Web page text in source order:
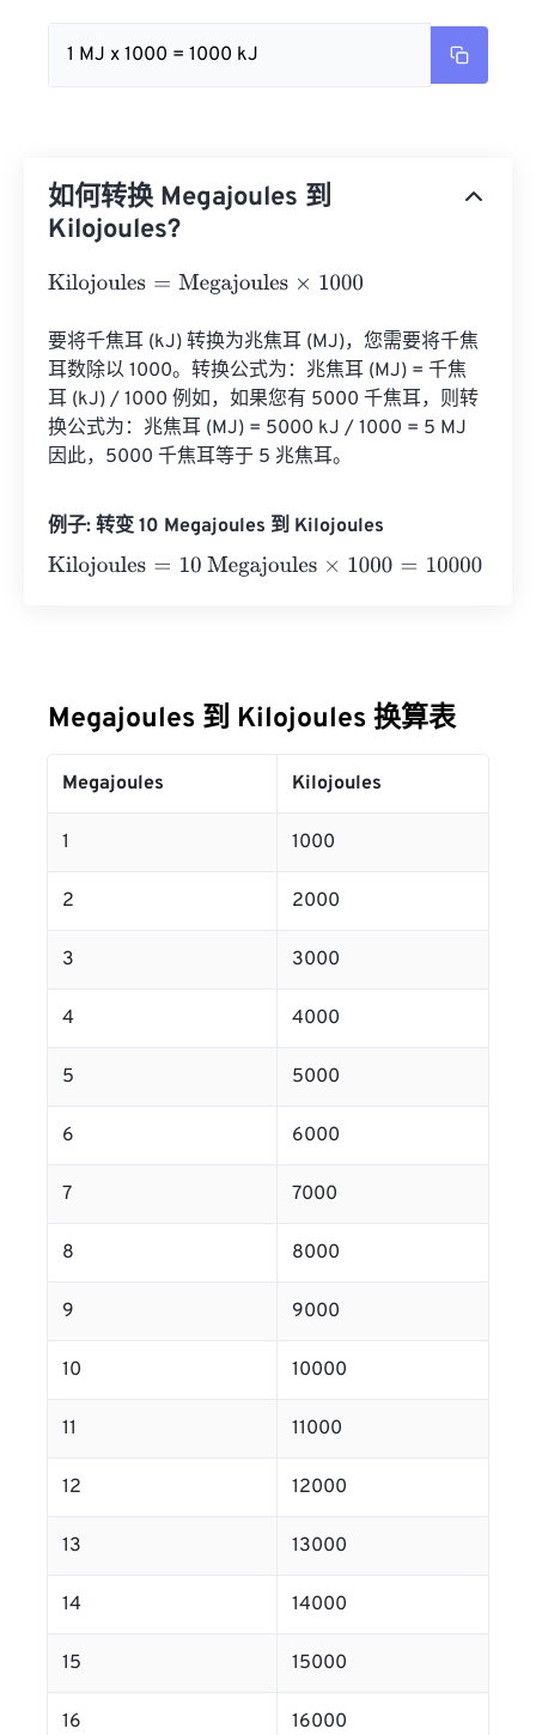
1 MJ x 1000 = 1000 kJ
如何转换 Megajoules 到
Kilojoules?
Kilojoules=Megajoules×1000
要将千焦耳 (kJ) 转换为兆焦耳 (MJ)，您需要将千焦
耳数除以 1000。转换公式为：兆焦耳 (MJ) = 千焦
耳 (kJ) / 1000 例如，如果您有 5000 千焦耳，则转
换公式为：兆焦耳 (MJ) = 5000 kJ / 1000 = 5 MJ
因此，5000 千焦耳等于 5 兆焦耳。
例子: 转变 10 Megajoules 到 Kilojoules
Kilojoules=10 Megajoules×1000 =10000 Kilojoules
Megajoules 到 Kilojoules 换算表
Megajoules Kilojoules
1 1000
2 2000
3 3000
4 4000
5 5000
6 6000
7 7000
8 8000
9 9000
10 10000
11 11000
12 12000
13 13000
14 14000
15 15000
16 16000